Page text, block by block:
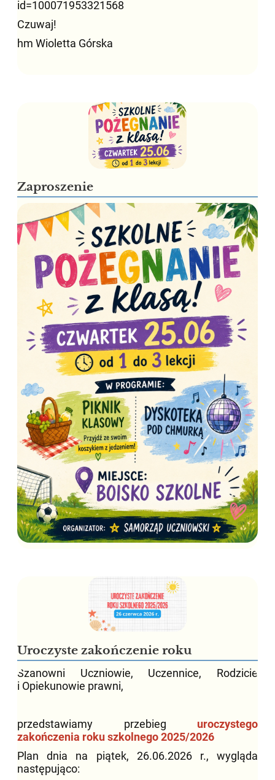
id=100071953321568
Czuwaj!
hm Wioletta Górska
Zaproszenie
Uroczyste zakończenie roku
Szanowni Uczniowie, Uczennice, Rodzicie
i Opiekunowie prawni,
przedstawiamy przebieg uroczystego
zakończenia roku szkolnego 2025/2026
Plan dnia na piątek, 26.06.2026 r., wygląda
następująco: